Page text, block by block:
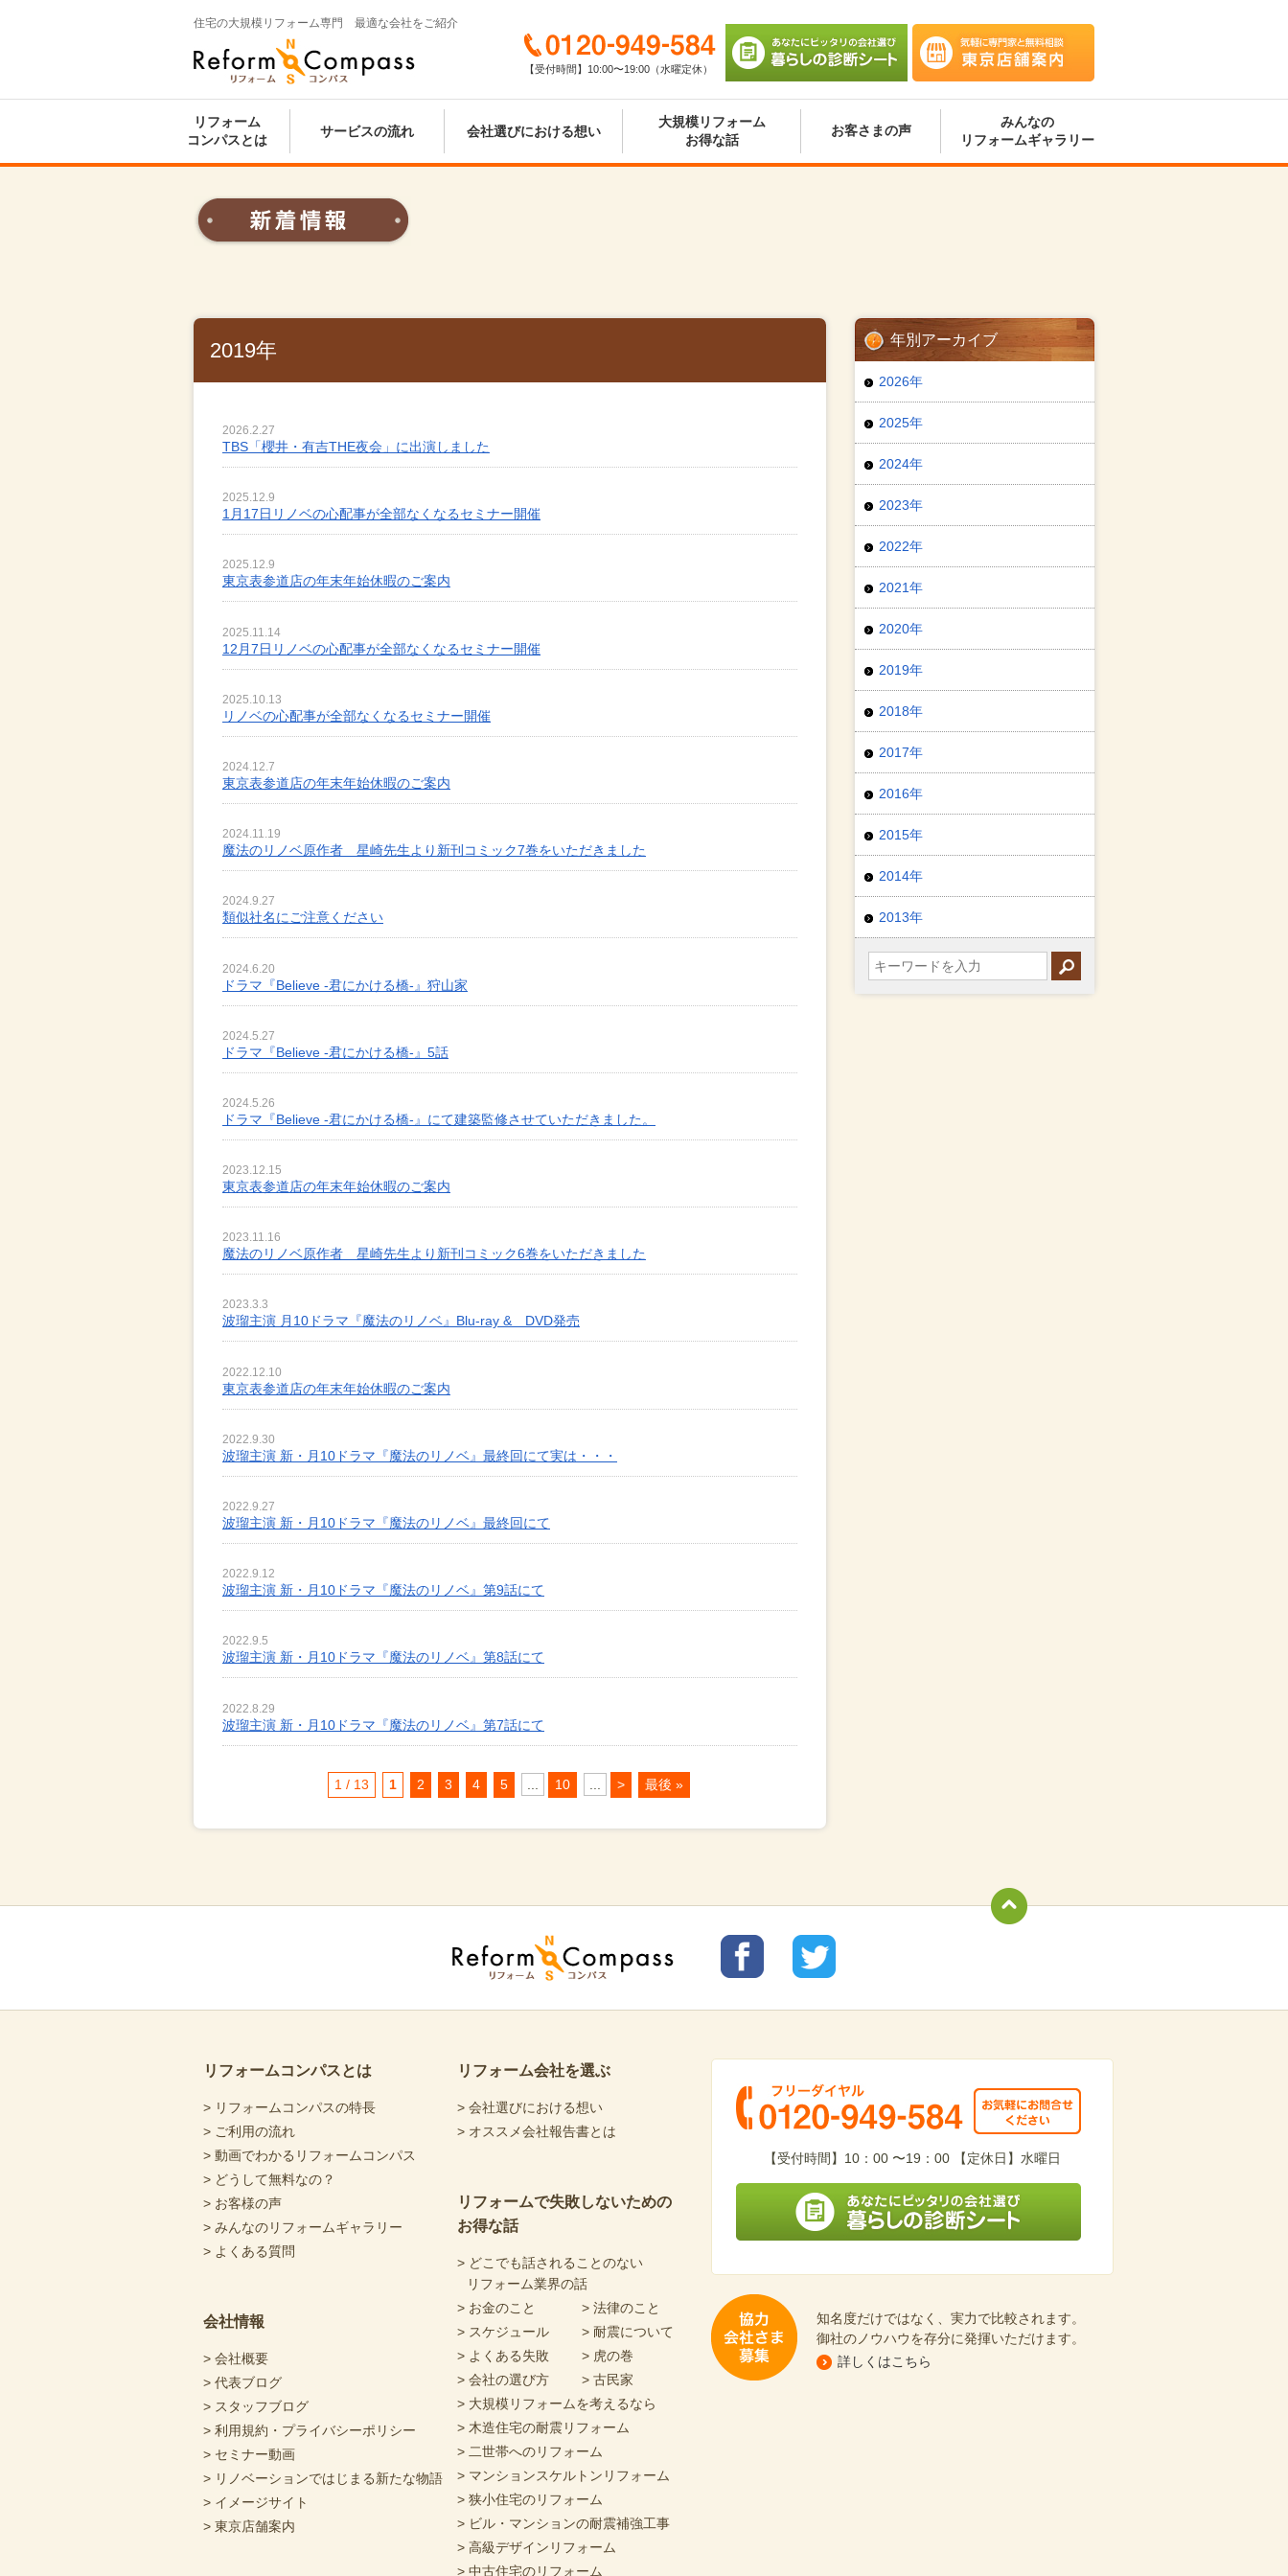
住宅の大規模リフォーム専門 最適な会社をご紹介
ス
店舗案内
び 暮らしの診断シート
0120-949-584
【受付時間】10:00〜19:00（水曜定休）
リフォーム
コンパスとは
サービスの流れ 会社選びにおける想い
大規模リフォーム
お得な話
お客さまの声
みんなの
リフォームギャラリー
2019年
2026.2.27
TBS「櫻井・有吉THE夜会」に出演しました
2025.12.9
1月17日リノベの心配事が全部なくなるセミナー開催
2025.12.9
東京表参道店の年末年始休暇のご案内
2025.11.14
12月7日リノベの心配事が全部なくなるセミナー開催
2025.10.13
リノベの心配事が全部なくなるセミナー開催
2024.12.7
東京表参道店の年末年始休暇のご案内
2024.11.19
魔法のリノベ原作者 星崎先生より新刊コミック7巻をいただきました
2024.9.27
類似社名にご注意ください
2024.6.20
ドラマ『Believe -君にかける橋-』狩山家
2024.5.27
ドラマ『Believe -君にかける橋-』5話
2024.5.26
ドラマ『Believe -君にかける橋-』にて建築監修させていただきました。
2023.12.15
東京表参道店の年末年始休暇のご案内
2023.11.16
魔法のリノベ原作者 星崎先生より新刊コミック6巻をいただきました
2023.3.3
波瑠主演 月10ドラマ『魔法のリノベ』Blu-ray & DVD発売
2022.12.10
東京表参道店の年末年始休暇のご案内
2022.9.30
波瑠主演 新・月10ドラマ『魔法のリノベ』最終回にて実は・・・
2022.9.27
波瑠主演 新・月10ドラマ『魔法のリノベ』最終回にて
2022.9.12
波瑠主演 新・月10ドラマ『魔法のリノベ』第9話にて
2022.9.5
波瑠主演 新・月10ドラマ『魔法のリノベ』第8話にて
2022.8.29
波瑠主演 新・月10ドラマ『魔法のリノベ』第7話にて
1 / 13 1 2 3 4 5 10 > 最後 »
年別アーカイブ
2026年
2025年
2024年
2023年
2022年
2021年
2020年
2019年
2018年
2017年
2016年
2015年
2014年
2013年
ス
ームコ
ームコ
リフォームコンパスとは
> リフォームコンパスの特長
> ご利用の流れ
> 動画でわかるリフォームコンパス
> どうして無料なの？
> お客様の声
> みんなのリフォームギャラリー
> よくある質問
会社情報
> 会社概要
> 代表ブログ
> スタッフブログ
> 利用規約・プライバシーポリシー
> セミナー動画
> リノベーションではじまる新たな物語
> イメージサイト
> 東京店舗案内
リフォーム会社を選ぶ
> 会社選びにおける想い
> オススメ会社報告書とは
リフォームで失敗しないための
お得な話
> どこでも話されることのない
リフォーム業界の話
> お金のこと
> 法律のこと
> スケジュール
> 耐震について
> よくある失敗
> 虎の巻
> 会社の選び方
> 古民家
> 大規模リフォームを考えるなら
> 木造住宅の耐震リフォーム
> 二世帯へのリフォーム
> マンションスケルトンリフォーム
> 狭小住宅のリフォーム
> ビル・マンションの耐震補強工事
> 高級デザインリフォーム
> 中古住宅のリフォーム
【受付時間】10：00 〜19：00 【定休日】水曜日
知名度だけではなく、実力で比較されます。
御社のノウハウを存分に発揮いただけます。
詳しくはこちら